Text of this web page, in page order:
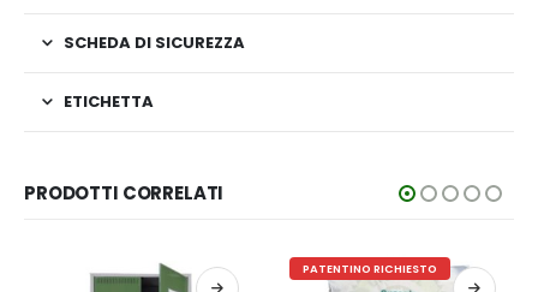
SCHEDA DI SICUREZZA
ETICHETTA
PRODOTTI CORRELATI
PATENTINO RICHIESTO